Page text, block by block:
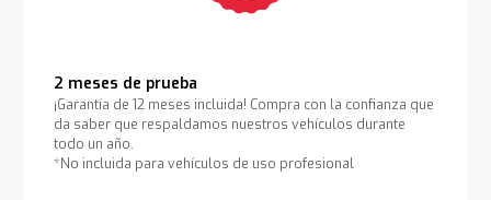
2 meses de prueba
¡Garantía de 12 meses incluida! Compra con la confianza que
da saber que respaldamos nuestros vehículos durante
todo un año.
*No incluida para vehículos de uso profesional